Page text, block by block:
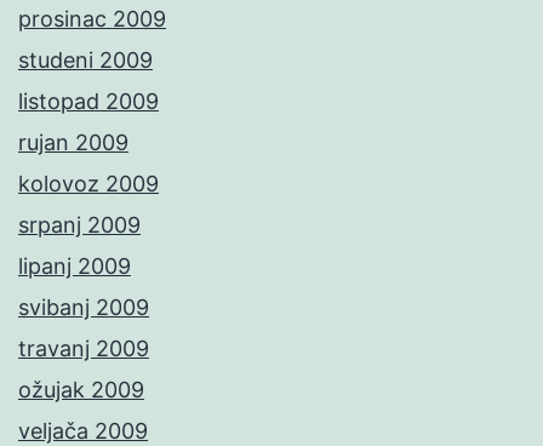
prosinac 2009
studeni 2009
listopad 2009
rujan 2009
kolovoz 2009
srpanj 2009
lipanj 2009
svibanj 2009
travanj 2009
ožujak 2009
veljača 2009